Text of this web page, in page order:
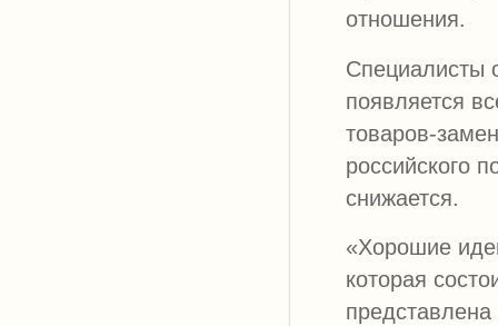
отношения.
Специалисты
появляется
товаров-
российского
снижается.
«Хорошие
которая